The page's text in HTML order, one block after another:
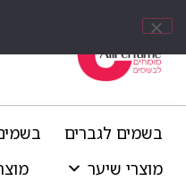
בשמים לגברים
מוצרי שיער